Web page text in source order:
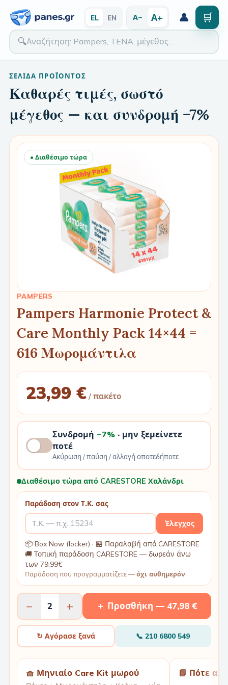
🔍
EL EN Α− Α+ 👤 🛒
ΣΕΛΊΔΑ ΠΡΟΪΌΝΤΟΣ
Καθαρές τιμές, σωστό
μέγεθος — και συνδρομή −7%
● Διαθέσιμο τώρα
PAMPERS
Pampers Harmonie Protect &
Care Monthly Pack 14×44 =
616 Μωρομάντιλα
23,99 € / πακέτο
Συνδρομή −7%· μην ξεμείνετε
ποτέ
Ακύρωση / παύση / αλλαγή οποτεδήποτε
Διαθέσιμο τώρα από CARESTORE Χαλάνδρι
Παράδοση στον Τ.Κ. σας
Έλεγχος
📦 Box Now (locker) · 🏪 Παραλαβή από CARESTORE
🚚 Τοπική παράδοση CARESTORE — δωρεάν άνω
των 79,99€
Παράδοση που προγραμματίζετε —όχι αυθημερόν
− 2 + ＋ Προσθήκη — 47,98 €
↻ Αγόρασε ξανά 📞210 6800 549
🧺 Μηνιαίο Care Kit μωρού 📘 Πότε